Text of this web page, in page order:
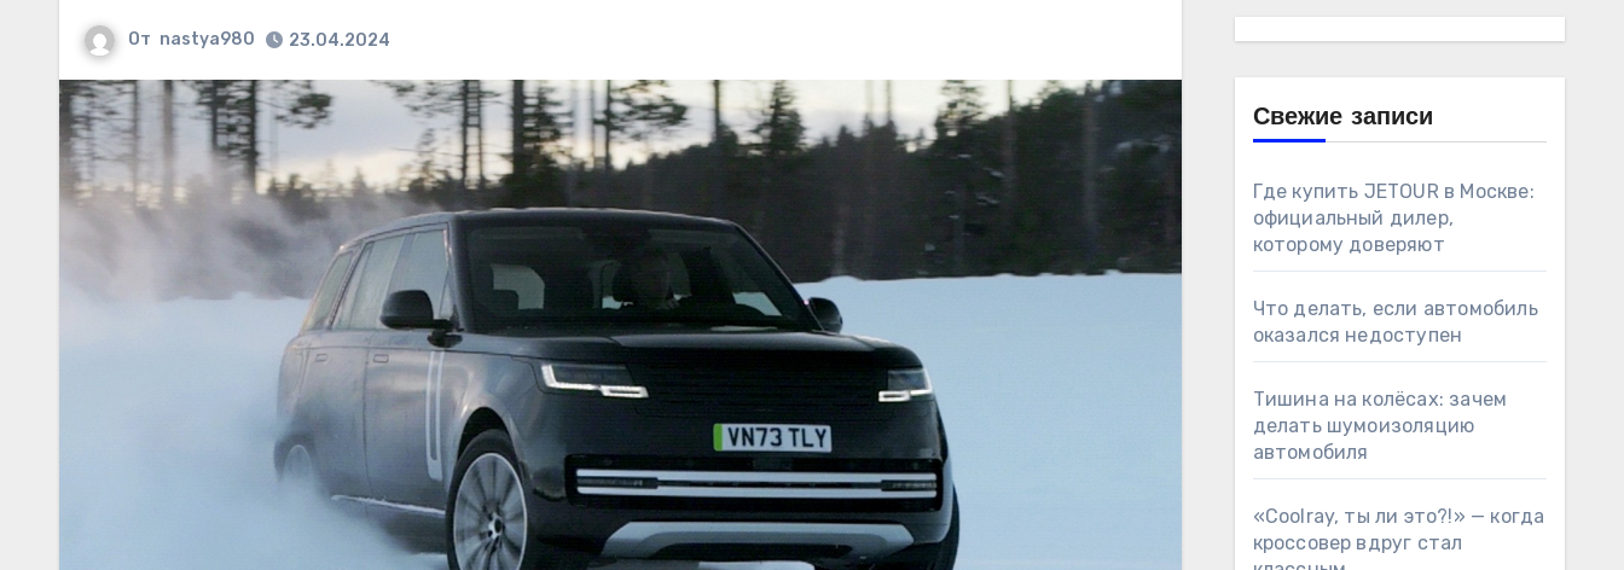
От nastya980 23.04.2024
Свежие записи
Где купить JETOUR в Москве:
официальный дилер,
которому доверяют
Что делать, если автомобиль
оказался недоступен
Тишина на колёсах: зачем
делать шумоизоляцию
автомобиля
«Coolray, ты ли это?!» — когда
кроссовер вдруг стал